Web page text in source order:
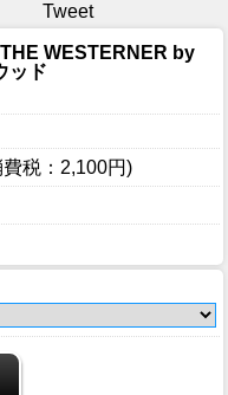
Tweet
WESTERNER by
ッド
税：2,100円)